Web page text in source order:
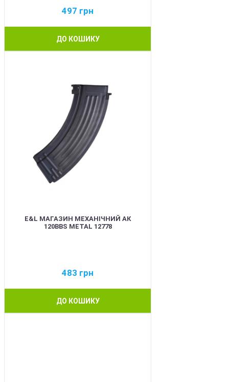
497 грн
ДО КОШИКУ
E&L МАГАЗИН МЕХАНІЧНИЙ АК
120BBS METAL 12778
483 грн
ДО КОШИКУ